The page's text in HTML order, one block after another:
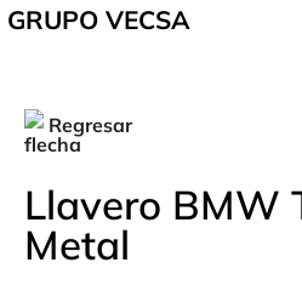
GRUPO VECSA
Regresar
Llavero BMW
Metal